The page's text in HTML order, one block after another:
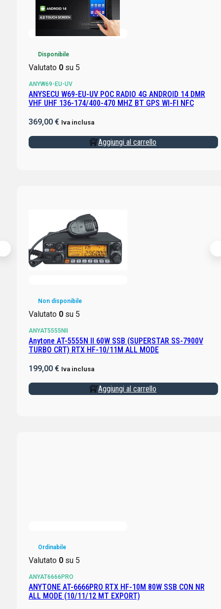
Disponibile
Valutato 0su 5
ANYW69-EU-UV
ANYSECU W69-EU-UV POC RADIO 4G ANDROID 14 DMR
VHF UHF 136-174/400-470 MHZ BT GPS WI-FI NFC
369,00 € Iva inclusa
Aggiungi al carrello
Non disponibile
Valutato 0su 5
ANYAT5555NII
Anytone AT-5555N II 60W SSB (SUPERSTAR SS-7900V
TURBO CRT) RTX HF-10/11M ALL MODE
199,00 € Iva inclusa
Aggiungi al carrello
Ordinabile
Valutato 0su 5
ANYAT6666PRO
ANYTONE AT-6666PRO RTX HF-10M 80W SSB CON NR
ALL MODE (10/11/12 MT EXPORT)